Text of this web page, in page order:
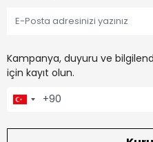
Kampanya, duyuru ve
için kayıt olun.